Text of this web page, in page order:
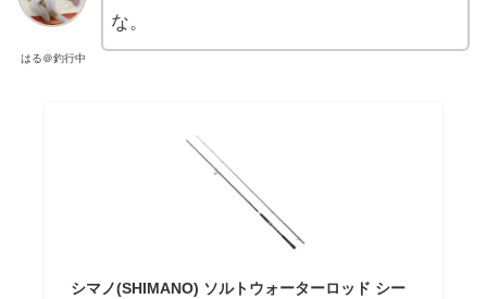
はる＠釣行中
な。
シマノ(SHIMANO) ソルトウォーターロッド シー